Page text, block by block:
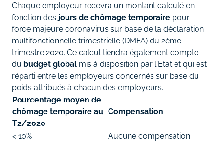
Chaque employeur recevra un montant calculé en
fonction des jours de chômage temporaire pour
force majeure coronavirus sur base de la déclaration
multifonctionnelle trimestrielle (DMFA) du 2ème
trimestre 2020. Ce calcul tiendra également compte
du budget global mis à disposition par l'Etat et qui est
réparti entre les employeurs concernés sur base du
poids attribués à chacun des employeurs.
Pourcentage moyen de
chômage temporaire au
T2/2020
Compensation
< 10%
Aucune compensation